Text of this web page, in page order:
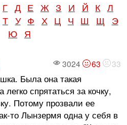
Г Д Е Ж З И Й К Л
Т У Ф Х Ц Ч Ш Щ Э
Ю Я
3024 63 33
Была она такая
спрятаться за кочку,
Потому прозвали ее
то Лынзермя одна у себя в